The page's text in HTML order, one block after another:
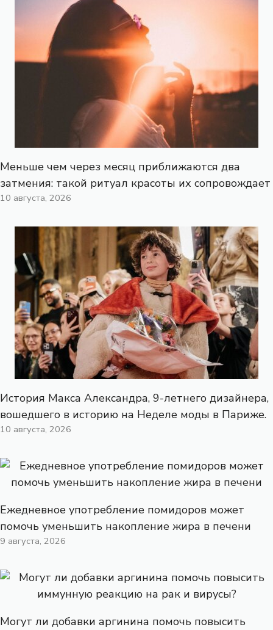
Меньше чем через месяц приближаются два
затмения: такой ритуал красоты их сопровождает
10 августа, 2026
История Макса Александра, 9-летнего дизайнера,
вошедшего в историю на Неделе моды в Париже.
10 августа, 2026
Ежедневное употребление помидоров может
помочь уменьшить накопление жира в печени
9 августа, 2026
Могут ли добавки аргинина помочь повысить